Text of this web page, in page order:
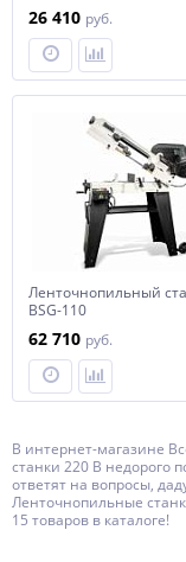
26 410 руб.
Ленточнопильный
BSG-110
62 710 руб.
В интернет-магазине
станки 220 В недорого
ответят на вопросы,
Ленточнопильные
15 товаров в каталоге!